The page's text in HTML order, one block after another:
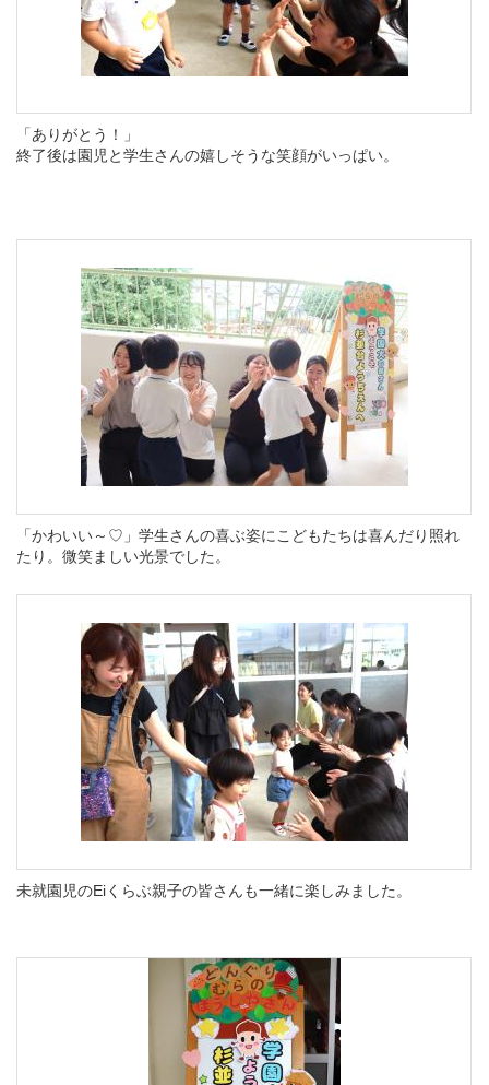
「ありがとう！」
終了後は園児と学生さんの嬉しそうな笑顔がいっぱい。
「かわいい～♡」学生さんの喜ぶ姿にこどもたちは喜んだり照れ
たり。微笑ましい光景でした。
未就園児のEiくらぶ親子の皆さんも一緒に楽しみました。